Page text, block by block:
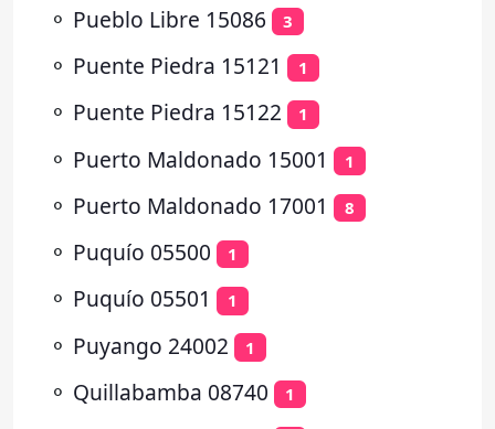
⚬ Pueblo Libre 15086 3
⚬ Puente Piedra 15121 1
⚬ Puente Piedra 15122 1
⚬ Puerto Maldonado 15001 1
⚬ Puerto Maldonado 17001 8
⚬ Puquío 05500 1
⚬ Puquío 05501 1
⚬ Puyango 24002 1
⚬ Quillabamba 08740 1